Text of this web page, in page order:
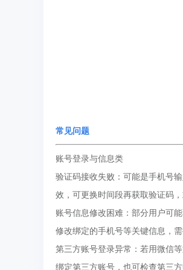
常见问题
账号登录与信息类
验证码接收失败：可能是手机号
效，可更换时间段再获取验证码
账号信息修改困难：部分用户可
修改绑定的手机号等关键信息，
第三方账号登录异常：若用微信
绑定第三方账号，也可检查第三